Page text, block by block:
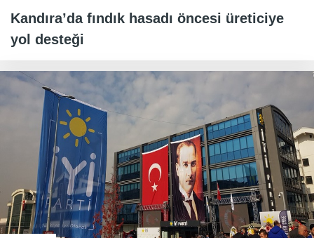
Kandıra’da fındık hasadı öncesi üreticiye
yol desteği